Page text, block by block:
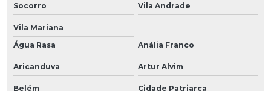
Socorro Vila Andrade
Vila Mariana
Água Rasa
Anália Franco
Aricanduva Artur Alvim
Belém Cidade Patriarca